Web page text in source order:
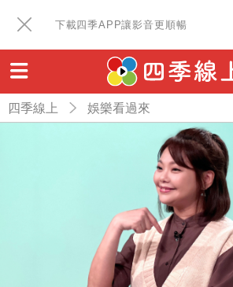
下載四季APP讓影音更順暢
四季線上 娛樂看過來